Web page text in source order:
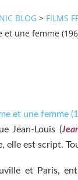
BLOG > FILMS
et une femme
Jean-Louis (
elle est script.
et Paris,